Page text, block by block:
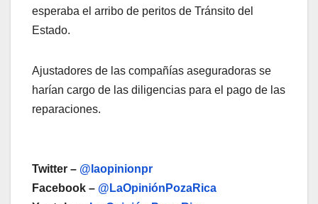
esperaba el arribo de peritos de Tránsito del
Estado.
Ajustadores de las compañías aseguradoras se
harían cargo de las diligencias para el pago de las
reparaciones.
Twitter – @laopinionpr
Facebook – @LaOpiniónPozaRica